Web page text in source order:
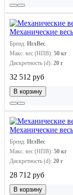
Механические
Бренд: ИглВес
Макс. вес (НПВ): 50 кг
Дискретность (d): 20 г
32 512 руб
В корзину
Механические
Бренд: ИглВес
Макс. вес (НПВ): 50 кг
Дискретность (d): 20 г
28 712 руб
В корзину